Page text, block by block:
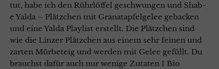
tut, habe ich den Rührlöffel geschwungen und Shab-
e Yalda – Plätzchen mit Granatapfelgelee gebacken
und eine Yalda Playlist erstellt. Die Plätzchen sind
wie die Linzer Plätzchen aus einem sehr feinen und
zarten Mürbeteig und werden mit Gelee gefüllt. Du
brauchst dafür auch nur wenige Zutaten 1 Bio